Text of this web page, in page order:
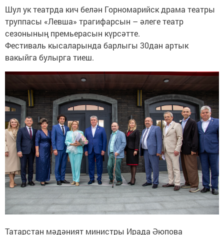
Шул ук театрда кич белән Горномарийск драма театры
труппасы «Левша» трагифарсын – әлеге театр
сезонының премьерасын күрсәтте.
Фестиваль кысаларында барлыгы 30дан артык
вакыйга булырга тиеш.
Татарстан мәдәният министры Ирада Әюпова